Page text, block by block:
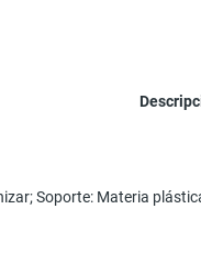
Soporte: Materia